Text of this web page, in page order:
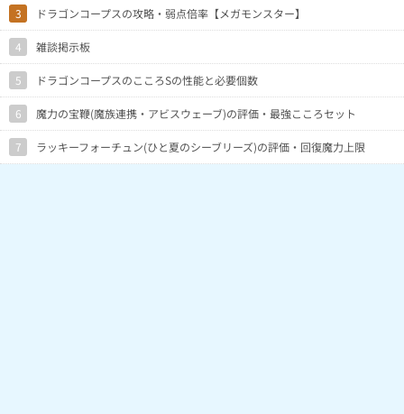
3 ドラゴンコープスの攻略・弱点倍率【メガモンスター】
4 雑談掲示板
5 ドラゴンコープスのこころSの性能と必要個数
6 魔力の宝鞭(魔族連携・アビスウェーブ)の評価・最強こころセット
7 ラッキーフォーチュン(ひと夏のシーブリーズ)の評価・回復魔力上限